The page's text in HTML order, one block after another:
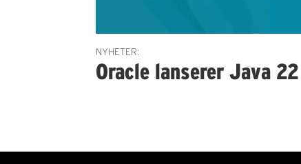
NYHETER:
Oracle lanserer Java 22